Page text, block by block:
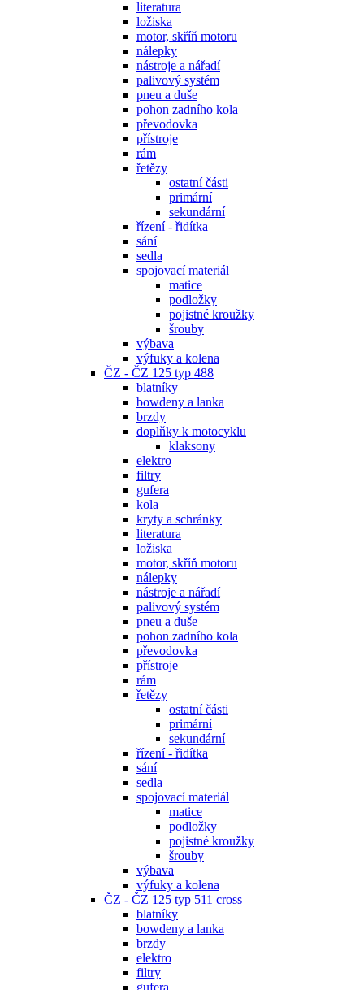
literatura
ložiska
motor, skříň motoru
nálepky
nástroje a nářadí
palivový systém
pneu a duše
pohon zadního kola
převodovka
přístroje
rám
řetězy
ostatní části
primární
sekundární
řízení - řidítka
sání
sedla
spojovací materiál
matice
podložky
pojistné kroužky
šrouby
výbava
výfuky a kolena
ČZ - ČZ 125 typ 488
blatníky
bowdeny a lanka
brzdy
doplňky k motocyklu
klaksony
elektro
filtry
gufera
kola
kryty a schránky
literatura
ložiska
motor, skříň motoru
nálepky
nástroje a nářadí
palivový systém
pneu a duše
pohon zadního kola
převodovka
přístroje
rám
řetězy
ostatní části
primární
sekundární
řízení - řidítka
sání
sedla
spojovací materiál
matice
podložky
pojistné kroužky
šrouby
výbava
výfuky a kolena
ČZ - ČZ 125 typ 511 cross
blatníky
bowdeny a lanka
brzdy
elektro
filtry
gufera